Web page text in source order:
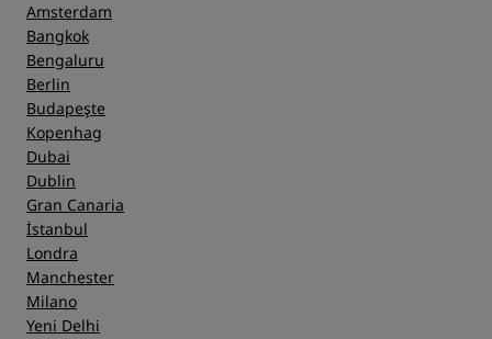
Amsterdam
Bangkok
Bengaluru
Berlin
Budapeşte
Kopenhag
Dubai
Dublin
Gran Canaria
İstanbul
Londra
Manchester
Milano
Yeni Delhi